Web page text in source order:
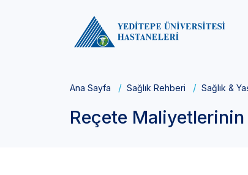
Ana Sayfa Sağlık Rehberi Sağlık &
Reçete